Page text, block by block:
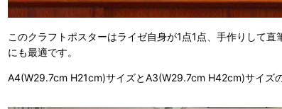
このクラフトポスターはライゼ自身が1点1点、手作りして
にも最適です。
A4(W29.7cm H21cm)サイズとA3(W29.7cm H42cm)サイズ